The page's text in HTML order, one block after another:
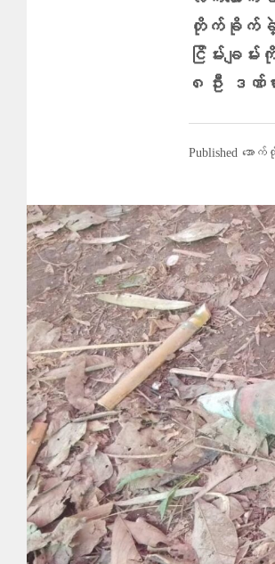
တိုက်ခိုက်ခဲ့
ငြိမ်းချ
၈ဦး ဒဏ်
Published အောက်